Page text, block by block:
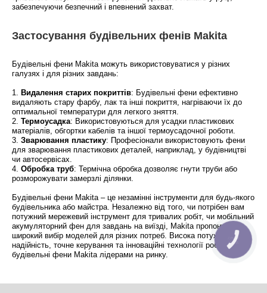
забезпечуючи безпечний і впевнений захват.
Застосування будівельних фенів Makita
Будівельні фени Makita можуть використовуватися у різних
галузях і для різних завдань:
1. Видалення старих покриттів: Будівельні фени ефективно
видаляють стару фарбу, лак та інші покриття, нагріваючи їх до
оптимальної температури для легкого зняття.
2. Термоусадка: Використовуються для усадки пластикових
матеріалів, обгортки кабелів та іншої термоусадочної роботи.
3. Зварювання пластику: Професіонали використовують фени
для зварювання пластикових деталей, наприклад, у будівництві
чи автосервісах.
4. Обробка труб: Термічна обробка дозволяє гнути труби або
розморожувати замерзлі ділянки.
Будівельні фени Makita – це незамінні інструменти для будь-якого
будівельника або майстра. Незалежно від того, чи потрібен вам
потужний мережевий інструмент для тривалих робіт, чи мобільний
акумуляторний фен для завдань на виїзді, Makita пропонує
широкий вибір моделей для різних потреб. Висока потужність,
надійність, точне керування та інноваційні технології роблять
будівельні фени Makita лідерами на ринку.
КНОПКА
ЗВ'ЯЗКУ